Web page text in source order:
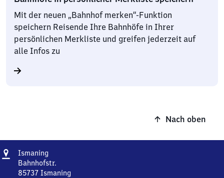
Mit der neuen „Bahnhof merken“-Funktion
speichern Reisende Ihre Bahnhöfe in Ihrer
persönlichen Merkliste und greifen jederzeit auf
alle Infos zu
Nach oben
Adresse
Ismaning
Bahnhofstr.
85737 Ismaning